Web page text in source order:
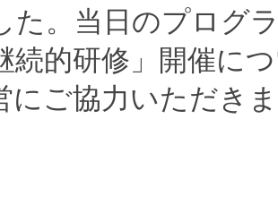
た。当日のプログ
続的研修」開催に
にご協力いただき